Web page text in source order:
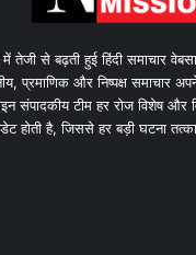
से बढ़ती हुई हिंदी समाचार
प्रमाणिक और निष्पक्ष समाचार
संपादकीय टीम हर रोज विशेष और
होती है, जिससे हर बड़ी घटना